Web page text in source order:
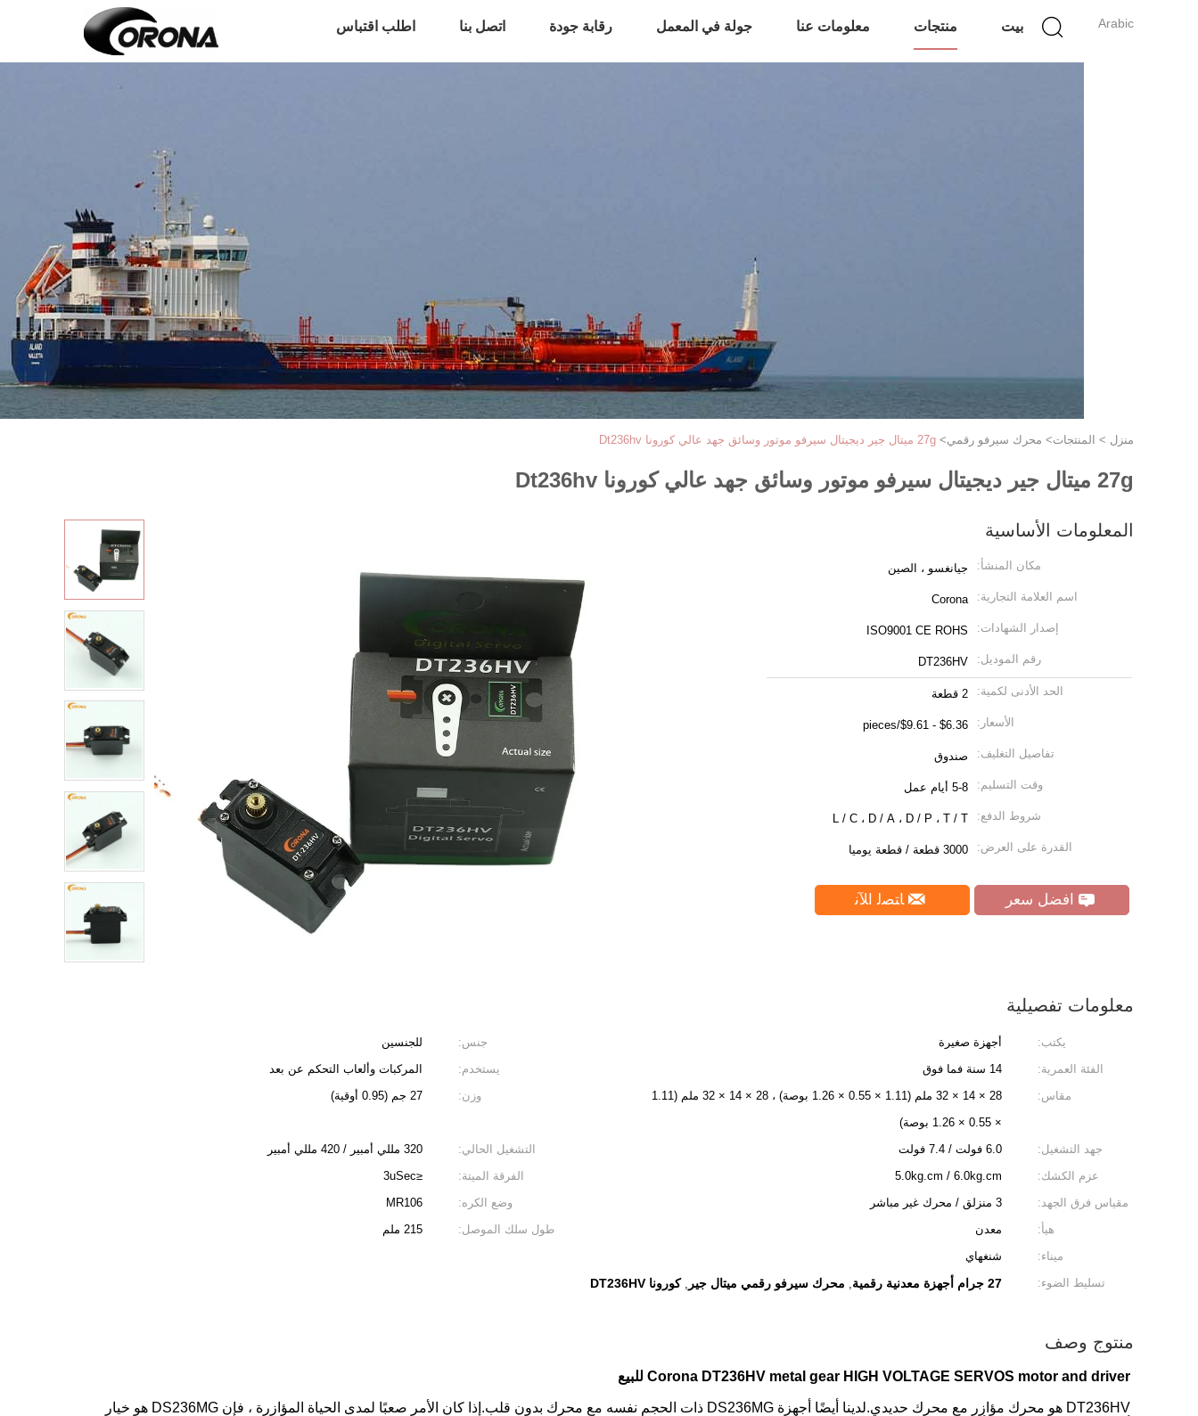
Arabic بيت منتجات معلومات عنا جولة في المعمل رقابة جودة اتصل بنا اطلب اقتباس
منزل > المنتجات> محرك سيرفو رقمي> 27g ميتال جير ديجيتال سيرفو موتور وسائق جهد عالي كورونا Dt236hv
27g ميتال جير ديجيتال سيرفو موتور وسائق جهد عالي كورونا Dt236hv
المعلومات الأساسية
مكان المنشأ: جيانغسو ، الصين
اسم العلامة التجارية: Corona
إصدار الشهادات: ISO9001 CE ROHS
رقم الموديل: DT236HV
الحد الأدنى لكمية: 2 قطعة
الأسعار: $6.36 - $9.61/pieces
تفاصيل التغليف: صندوق
وقت التسليم: 5-8 أيام عمل
شروط الدفع: L / C ، D / A ، D / P ، T / T
القدرة على العرض: 3000 قطعة / قطعة يوميا
افضل سعر ﺎﺘﺼﻟ ﺍﻶﻧ
معلومات تفصيلية
يكتب: أجهزة صغيرة جنس:
للجنسين
الفئة العمرية:
14 سنة فما فوق يستخدم:
المركبات وألعاب التحكم عن بعد
مقاس:
28 × 14 × 32 ملم (1.11 × 0.55 × 1.26 بوصة) ، 28 × 14 × 32 ملم (1.11
× 0.55 × 1.26 بوصة)
وزن: 27 جم (0.95 أوقية)
جهد التشغيل: 6.0 فولت / 7.4 فولت التشغيل الحالي:
320 مللي أمبير / 420 مللي أمبير
عزم الكشك:
5.0kg.cm / 6.0kg.cm الفرقة الميتة:
≤3uSec
مقياس فرق الجهد:
3 منزلق / محرك غير مباشر وضع الكره:
MR106
هيأ:
معدن طول سلك الموصل:
215 ملم
ميناء:
شنغهاي
تسليط الضوء:
27 جرام أجهزة معدنية رقمية , محرك سيرفو رقمي ميتال جير ,كورونا DT236HV
منتوج وصف
Corona DT236HV metal gear HIGH VOLTAGE SERVOS motor and driver للبيع
DT236HV هو محرك مؤازر مع محرك حديدي.لدينا أيضًا أجهزة DS236MG ذات الحجم نفسه مع محرك بدون قلب.إذا كان الأمر صعبًا لمدى الحياة المؤازرة ، فإن DS236MG هو خيار